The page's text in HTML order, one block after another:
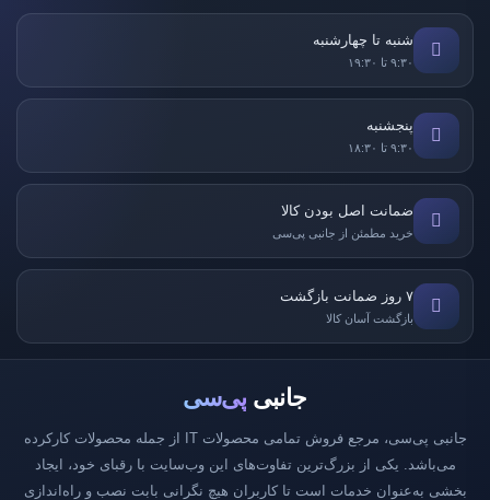
شنبه تا چهارشنبه
۹:۳۰ تا ۱۹:۳۰
پنجشنبه
۹:۳۰ تا ۱۸:۳۰
ضمانت اصل بودن کالا
خرید مطمئن از جانبی پی‌سی
۷ روز ضمانت بازگشت
بازگشت آسان کالا
جانبی پی‌سی
جانبی پی‌سی، مرجع فروش تمامی محصولات IT از جمله محصولات کارکرده
می‌باشد. یکی از بزرگ‌ترین تفاوت‌های این وب‌سایت با رقبای خود، ایجاد
بخشی به‌عنوان خدمات است تا کاربران هیچ نگرانی بابت نصب و راه‌اندازی